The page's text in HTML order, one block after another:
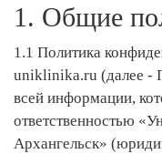
1. Общие
1.1 Политика
uniklinika.ru (далее -
всей информации,
ответственностью
Архангельск»